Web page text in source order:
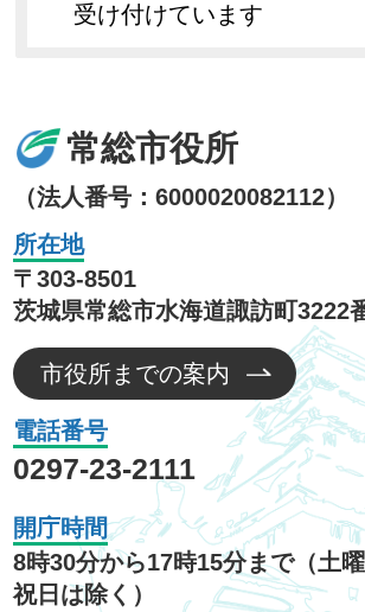
受け付けています
常総市役所
（法人番号：6000020082112）
所在地
〒303-8501
茨城県常総市水海道諏訪町3222
市役所までの案内
電話番号
0297-23-2111
開庁時間
8時30分から17時15分まで（土
祝日は除く）